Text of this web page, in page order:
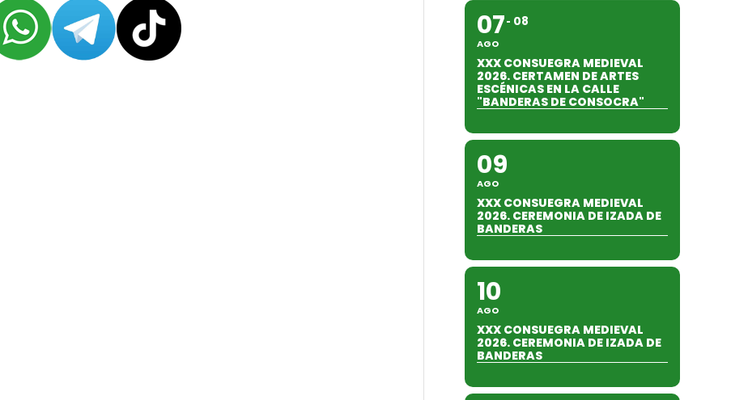
07
AGO
08
XXX CONSUEGRA MEDIEVAL
2026. CERTAMEN DE ARTES
ESCÉNICAS EN LA CALLE
"BANDERAS DE CONSOCRA"
09
AGO
XXX CONSUEGRA MEDIEVAL
2026. CEREMONIA DE IZADA DE
BANDERAS
10
AGO
XXX CONSUEGRA MEDIEVAL
2026. CEREMONIA DE IZADA DE
BANDERAS